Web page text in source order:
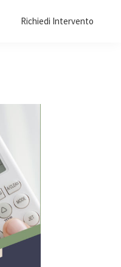
Richiedi Intervento